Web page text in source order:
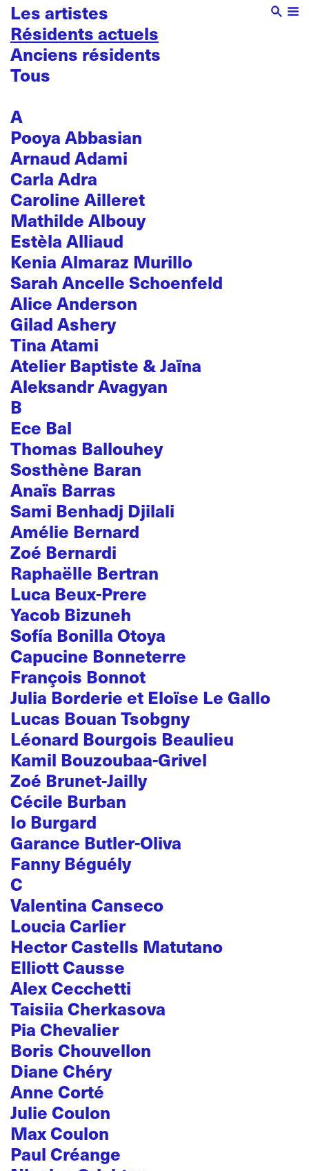
Les artistes
Résidents actuels
Anciens résidents
Tous
A
Pooya Abbasian
Arnaud Adami
Carla Adra
Caroline Ailleret
Mathilde Albouy
Estèla Alliaud
Kenia Almaraz Murillo
Sarah Ancelle Schoenfeld
Alice Anderson
Gilad Ashery
Tina Atami
Atelier Baptiste & Jaïna
Aleksandr Avagyan
B
Ece Bal
Thomas Ballouhey
Sosthène Baran
Anaïs Barras
Sami Benhadj Djilali
Amélie Bernard
Zoé Bernardi
Raphaëlle Bertran
Luca Beux-Prere
Yacob Bizuneh
Sofía Bonilla Otoya
Capucine Bonneterre
François Bonnot
Julia Borderie et Eloïse Le Gallo
Lucas Bouan Tsobgny
Léonard Bourgois Beaulieu
Kamil Bouzoubaa-Grivel
Zoé Brunet-Jailly
Cécile Burban
Io Burgard
Garance Butler-Oliva
Fanny Béguély
C
Valentina Canseco
Loucia Carlier
Hector Castells Matutano
Elliott Causse
Alex Cecchetti
Taisiia Cherkasova
Pia Chevalier
Boris Chouvellon
Diane Chéry
Anne Corté
Julie Coulon
Max Coulon
Paul Créange